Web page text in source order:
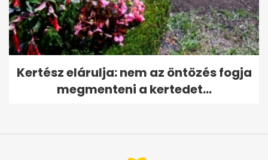
Kertész elárulja: nem az öntözés fogja
megmenteni a kertedet...